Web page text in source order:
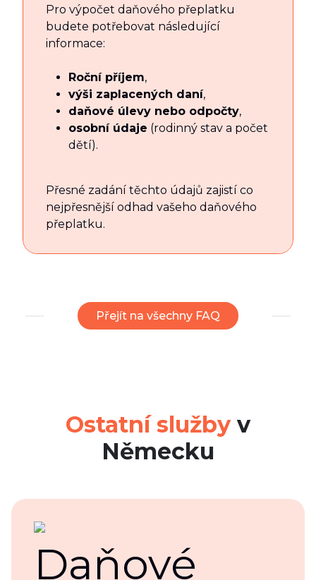
Pro výpočet daňového přeplatku
budete potřebovat následující
informace:
Roční příjem,
výši zaplacených daní,
daňové úlevy nebo odpočty,
osobní údaje (rodinný stav a počet
dětí).
Přesné zadání těchto údajů zajistí co
nejpřesnější odhad vašeho daňového
přeplatku.
Přejít na všechny FAQ
Ostatní službyv
Německu